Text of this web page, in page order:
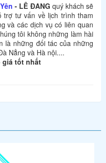
- LÊ ĐANG quý khách sẽ
trợ tư vấn về lịch trình tham
và các dịch vụ có liên quan
tôi không những làm hài
là những đối tác của những
Nẳng và Hà nội....
giá tốt nhất